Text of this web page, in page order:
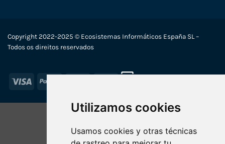
Utilizamos cookies
Usamos cookies y otras técnicas
Copyright 2022-2025 © Ecosistemas Informáticos España SL –
Todos os direitos reservados
Visa